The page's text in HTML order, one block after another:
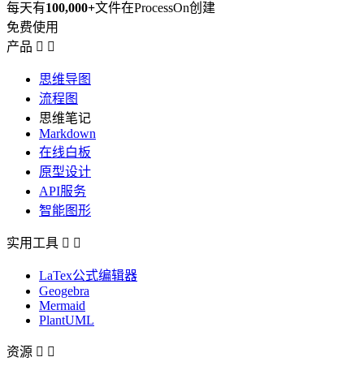
每天有100,000+文件在ProcessOn创建
免费使用
产品  
思维导图
流程图
思维笔记
Markdown
在线白板
原型设计
API服务
智能图形
实用工具  
LaTex公式编辑器
Geogebra
Mermaid
PlantUML
资源  